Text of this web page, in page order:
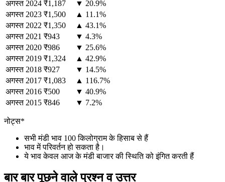
अगस्त 2024 ₹1,187
▼ 20.9%
अगस्त 2023 ₹1,500
▲ 11.1%
अगस्त 2022 ₹1,350
▲ 43.1%
अगस्त 2021 ₹943
▼ 4.3%
अगस्त 2020 ₹986
▼ 25.6%
अगस्त 2019 ₹1,324
▲ 42.9%
अगस्त 2018 ₹927
▼ 14.5%
अगस्त 2017 ₹1,083
▲ 116.7%
अगस्त 2016 ₹500
▼ 40.9%
अगस्त 2015 ₹846 ▼ 7.2%
नोट्स*
सभी मंडी भाव 100 किलोग्राम के हिसाब से हैं
भाव में परिवर्तन हो सकता है।
ये भाव केवल आज के मंडी बाजार की स्थिति को इंगित करती हैं
बार बार पूछने वाले प्रश्न व उत्तर